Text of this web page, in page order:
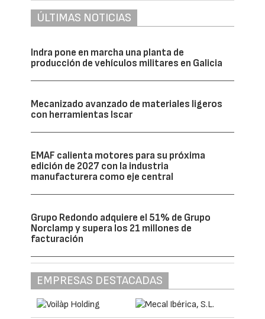
ÚLTIMAS NOTICIAS
Indra pone en marcha una planta de
producción de vehículos militares en Galicia
Mecanizado avanzado de materiales ligeros
con herramientas Iscar
EMAF calienta motores para su próxima
edición de 2027 con la industria
manufacturera como eje central
Grupo Redondo adquiere el 51% de Grupo
Norclamp y supera los 21 millones de
facturación
EMPRESAS DESTACADAS